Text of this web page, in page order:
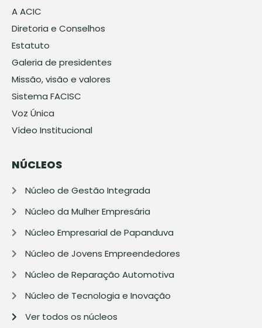
A ACIC
Diretoria e Conselhos
Estatuto
Galeria de presidentes
Missão, visão e valores
Sistema FACISC
Voz Única
Vídeo Institucional
NÚCLEOS
Núcleo de Gestão Integrada
Núcleo da Mulher Empresária
Núcleo Empresarial de Papanduva
Núcleo de Jovens Empreendedores
Núcleo de Reparação Automotiva
Núcleo de Tecnologia e Inovação
Ver todos os núcleos